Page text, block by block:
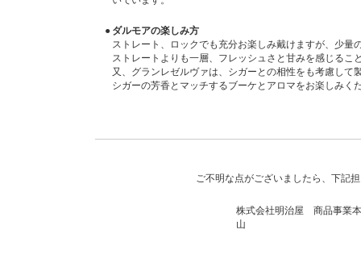
● ダルモアの楽しみ方
ストレート、ロックでも充分お楽しみ戴けますが、少
ストレートよりも一層、フレッシュさと甘みを感じるこ
又、グランレゼルヴァは、シガーとの相性をも考慮して
シガーの芳香とマッチするブーケとアロマをお楽しみく
ご不明な点がございましたら、下記
株式会社明治屋 商品事業
山